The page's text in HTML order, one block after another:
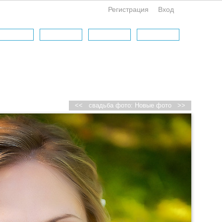
Регистрация Вход
<< свадьба фото: Новые фото >>